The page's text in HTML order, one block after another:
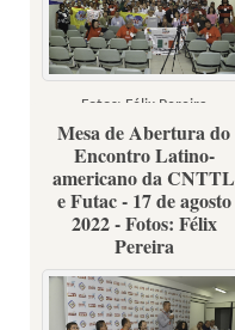
Fotos: Félix Pereira
Mesa de Abertura do
Encontro Latino-
americano da CNTTL
e Futac - 17 de agosto
2022 - Fotos: Félix
Pereira